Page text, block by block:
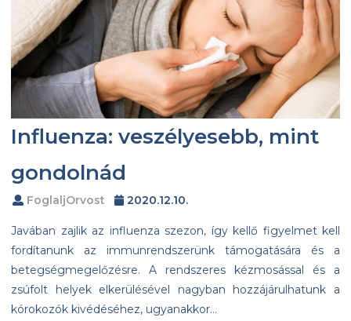
Influenza: veszélyesebb, mint
gondolnád
FoglaljOrvost 2020.12.10.
Javában zajlik az influenza szezon, így kellő figyelmet kell
fordítanunk az immunrendszerünk támogatására és a
betegségmegelőzésre. A rendszeres kézmosással és a
zsúfolt helyek elkerülésével nagyban hozzájárulhatunk a
kórokozók kivédéséhez, ugyanakkor…